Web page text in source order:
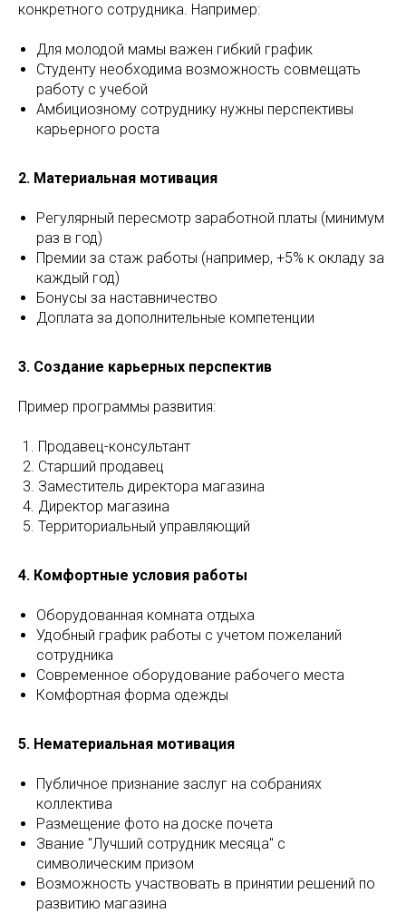
конкретного сотрудника. Например:
Для молодой мамы важен гибкий график
Студенту необходима возможность совмещать
работу с учебой
Амбициозному сотруднику нужны перспективы
карьерного роста
2. Материальная мотивация
Регулярный пересмотр заработной платы (минимум
раз в год)
Премии за стаж работы (например, +5% к окладу за
каждый год)
Бонусы за наставничество
Доплата за дополнительные компетенции
3. Создание карьерных перспектив
Пример программы развития:
Продавец-консультант
Старший продавец
Заместитель директора магазина
Директор магазина
Территориальный управляющий
4. Комфортные условия работы
Оборудованная комната отдыха
Удобный график работы с учетом пожеланий
сотрудника
Современное оборудование рабочего места
Комфортная форма одежды
5. Нематериальная мотивация
Публичное признание заслуг на собраниях
коллектива
Размещение фото на доске почета
Звание "Лучший сотрудник месяца" с
символическим призом
Возможность участвовать в принятии решений по
развитию магазина